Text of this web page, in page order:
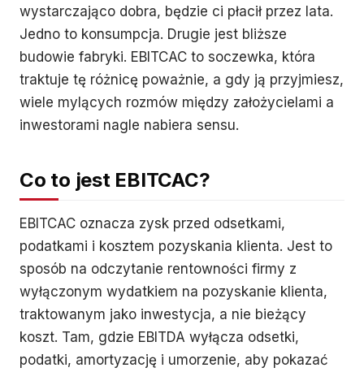
wystarczająco dobra, będzie ci płacił przez lata.
Jedno to konsumpcja. Drugie jest bliższe
budowie fabryki. EBITCAC to soczewka, która
traktuje tę różnicę poważnie, a gdy ją przyjmiesz,
wiele mylących rozmów między założycielami a
inwestorami nagle nabiera sensu.
Co to jest EBITCAC?
EBITCAC oznacza zysk przed odsetkami,
podatkami i kosztem pozyskania klienta. Jest to
sposób na odczytanie rentowności firmy z
wyłączonym wydatkiem na pozyskanie klienta,
traktowanym jako inwestycja, a nie bieżący
koszt. Tam, gdzie EBITDA wyłącza odsetki,
podatki, amortyzację i umorzenie, aby pokazać